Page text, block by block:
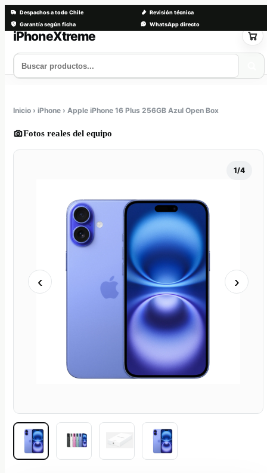
Despachos a todo Chile
Revisión técnica
Garantía según ficha
WhatsApp directo
Saltar
contenido
Inicio › iPhone › Apple iPhone 16 Plus 256GB Azul Open Box
Fotos reales del equipo
‹ ›
1/4